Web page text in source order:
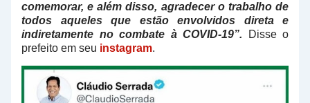
comemorar, e além disso, agradecer o trabalho de
todos aqueles que estão envolvidos direta e
indiretamente no combate à COVID-19”. Disse o
prefeito em seu instagram.